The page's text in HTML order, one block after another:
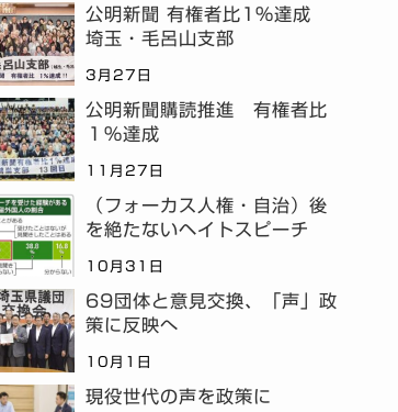
公明新聞 有権者比1%達成
埼玉・毛呂山支部
3月27日
公明新聞購読推進 有権者比
１％達成
11月27日
（フォーカス人権・自治）後
を絶たないヘイトスピーチ
10月31日
69団体と意見交換、「声」政
策に反映へ
10月1日
現役世代の声を政策に